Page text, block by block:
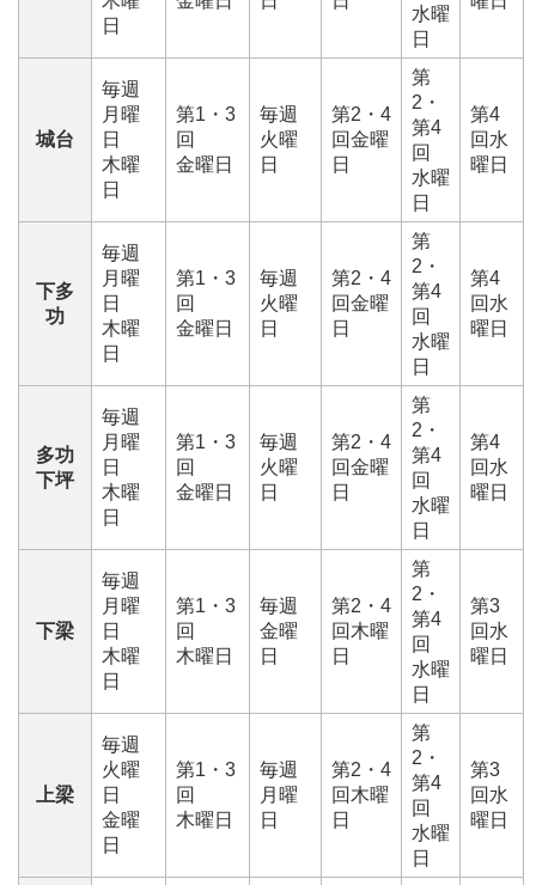
日
水曜
日
城台
毎週
月曜
日
木曜
日
第1・3
回
金曜日
毎週
火曜
日
第2・4
回金曜
日
第
2・
第4
回
水曜
日
第4
回水
曜日
下多
功
毎週
月曜
日
木曜
日
第1・3
回
金曜日
毎週
火曜
日
第2・4
回金曜
日
第
2・
第4
回
水曜
日
第4
回水
曜日
多功
下坪
毎週
月曜
日
木曜
日
第1・3
回
金曜日
毎週
火曜
日
第2・4
回金曜
日
第
2・
第4
回
水曜
日
第4
回水
曜日
下梁
毎週
月曜
日
木曜
日
第1・3
回
木曜日
毎週
金曜
日
第2・4
回木曜
日
第
2・
第4
回
水曜
日
第3
回水
曜日
上梁
毎週
火曜
日
金曜
日
第1・3
回
木曜日
毎週
月曜
日
第2・4
回木曜
日
第
2・
第4
回
水曜
日
第3
回水
曜日